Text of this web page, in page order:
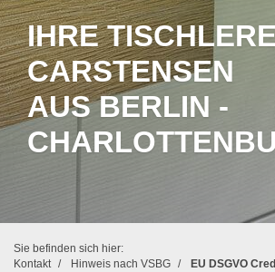
IHRE
CARSTENSEN
AUS BERLIN -
Sie befinden sich hier:
Kontakt
Hinweis nach VSBG EU DSGVO